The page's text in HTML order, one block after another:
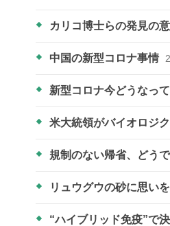
カリコ博士らの発見の
中国の新型コロナ事情
新型コロナ今どうなっ
米大統領がバイオロジ
規制のない帰省、どう
リュウグウの砂に思い
“ハイブリッド免疫”で